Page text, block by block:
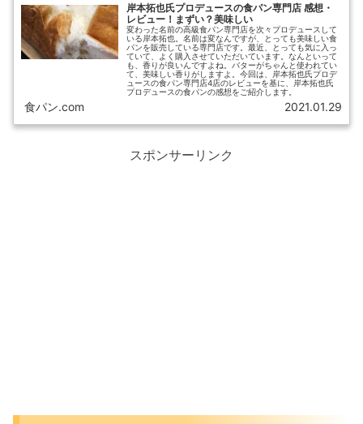
岸本拓也氏プロデュースの食パン専門店 感想・
レビュー！まずい？美味しい
変わった名前の高級食パン専門店を次々プロデュースして
いる岸本拓也。名前は変なんですが、とっても美味しい食
パンを販売している専門店です。最近、とっても気に入っ
ていて、よく購入させていただいています。なんといって
も、香りが良いんですよね。バターがちゃんと使われてい
て、美味しい香りがしますよ。今回は、岸本拓也氏プロデ
ュースの食パン専門店4店のレビューを基に、岸本拓也氏
プロデュースの食パンの感想をご紹介します。
食パン.com 2021.01.29
スポンサーリンク